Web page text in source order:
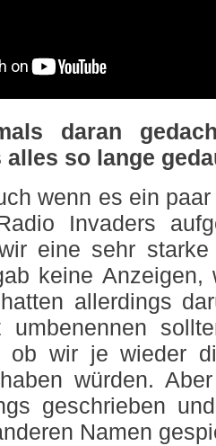
daran
alles so lange
wenn es ein
Invaders
eine sehr
keine
allerdings
ob wir je wieder
würden.
geschrieben
Namen